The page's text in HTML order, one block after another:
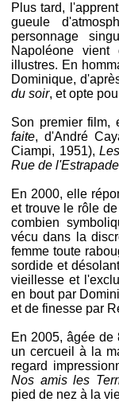
Plus tard,
gueule
personnage
Napoléone vient
illustres. En
Dominique,
du soir, et opte
Son premier film,
faite, d'André
Ciampi, 1951),
Rue de l'Estrapade
En 2000, elle
et trouve le rôle
combien
vécu dans la
femme toute
sordide et
vieillesse et
en bout par
et de finesse par
En 2005, âgée de
un cercueil à la
regard
Nos amis les
pied de nez à la